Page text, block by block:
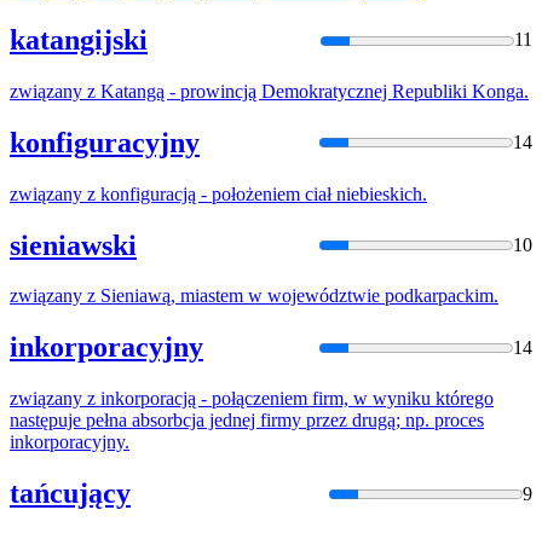
katangijski 11
związany z Katangą - prowincją Demokratycznej Republiki Konga.
konfiguracyjny 14
związany z konfiguracją - położeniem ciał niebieskich.
sieniawski 10
związany z Sieniawą, miastem w województwie podkarpackim.
inkorporacyjny 14
związany z inkorporacją - połączeniem firm, w wyniku którego
następuje pełna absorbcja jednej firmy przez drugą; np. proces
inkorporacyjny.
tańcujący 9